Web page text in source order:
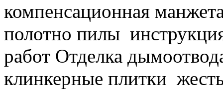
компенсационная
полотно пилы
работ Отделка
клинкерные плитки